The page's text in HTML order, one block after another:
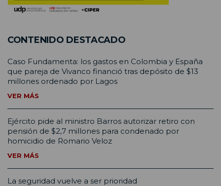
CONTENIDO DESTACADO
Caso Fundamenta: los gastos en Colombia y España
que pareja de Vivanco financió tras depósito de $13
millones ordenado por Lagos
VER MÁS
Ejército pide al ministro Barros autorizar retiro con
pensión de $2,7 millones para condenado por
homicidio de Romario Veloz
VER MÁS
La seguridad vuelve a ser prioridad